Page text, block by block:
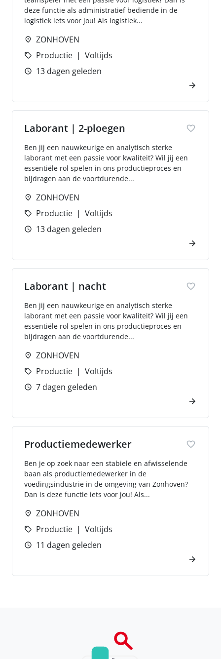
deze functie als administratief bediende in de
logistiek iets voor jou! Als logistiek...
ZONHOVEN
Productie
Voltijds
13 dagen geleden
Laborant | 2-ploegen
Ben jij een nauwkeurige en analytisch sterke
laborant met een passie voor kwaliteit? Wil jij een
essentiële rol spelen in ons productieproces en
bijdragen aan de voortdurende...
ZONHOVEN
Productie
Voltijds
13 dagen geleden
Laborant | nacht
Ben jij een nauwkeurige en analytisch sterke
laborant met een passie voor kwaliteit? Wil jij een
essentiële rol spelen in ons productieproces en
bijdragen aan de voortdurende...
ZONHOVEN
Productie
Voltijds
7 dagen geleden
Productiemedewerker
Ben je op zoek naar een stabiele en afwisselende
baan als productiemedewerker in de
voedingsindustrie in de omgeving van Zonhoven?
Dan is deze functie iets voor jou! Als...
ZONHOVEN
Productie
Voltijds
11 dagen geleden